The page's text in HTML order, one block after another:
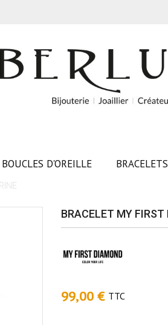
BOUCLES D'OREILLE BRACELETS
BRACELET MY
99,00 € TTC